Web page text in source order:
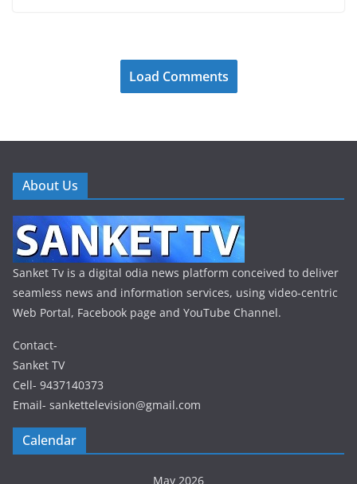
Load Comments
About Us
Sanket Tv is a digital odia news platform conceived to deliver
seamless news and information services, using video-centric
Web Portal, Facebook page and YouTube Channel.
Contact-
Sanket TV
Cell- 9437140373
Email- sankettelevision@gmail.com
Calendar
May 2026